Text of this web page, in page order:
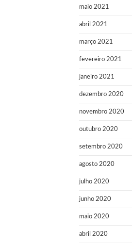
maio 2021
abril 2021
março 2021
fevereiro 2021
janeiro 2021
dezembro 2020
novembro 2020
outubro 2020
setembro 2020
agosto 2020
julho 2020
junho 2020
maio 2020
abril 2020